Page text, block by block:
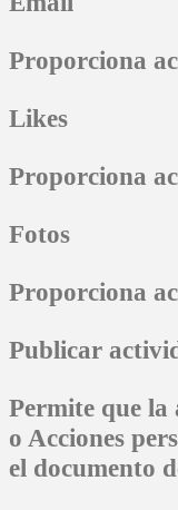
Proporciona
Likes
Proporciona
Fotos
Proporciona
Publicar
Permite que la
o Acciones
el documento